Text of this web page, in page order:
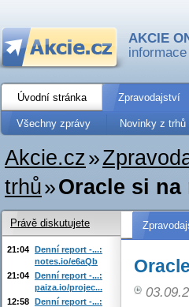
AKCIE
Úvodní stránka Zpravodajství
Všechny zprávy Novinky z trhů
Akcie.cz»
trhů»Oracle si
Právě diskutujete
21:04 Denní report -...:
notes.io/e6aQb
21:04 Denní report -...:
paiza.io/projec...
12:58 Denní report -...: